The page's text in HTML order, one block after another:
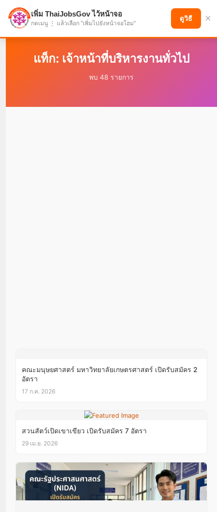
แบ่งปันโอกาส เพื่ออนาคตที่ก้าวหน้า
แท็ก: เจ้าหน้าที่บริหารงานทั่วไป
พบ 48 รายการ
คณะมนุษยศาสตร์ มหาวิทยาลัยเกษตรศาสตร์ เปิดรับสมัคร 2
อัตรา
17 ก.ค. 2026
สวนสัตว์เปิดเขาเขียว เปิดรับสมัคร 7 อัตรา
29 เม.ย. 2026
เพิ่ม ThaiJobsGov ไว้หน้าจอ
กดเมนู ⋮ แล้วเลือก "เพิ่มไปยังหน้าจอโฮม"
ดูวิธี ×